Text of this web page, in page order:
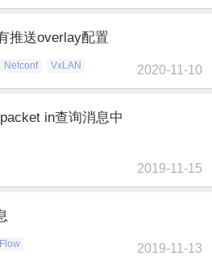
推送overlay配置
Netconf VxLAN 2020-11-10
in查询消息中
2019-11-15
2019-11-13